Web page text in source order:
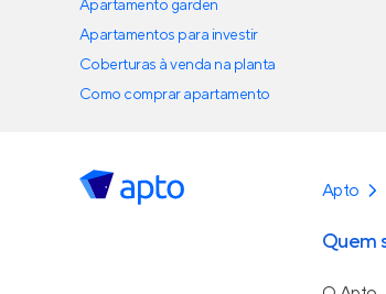
Apartamento garden
Apartamentos para investir
Coberturas à venda na planta
Como comprar apartamento
Apto
Quem